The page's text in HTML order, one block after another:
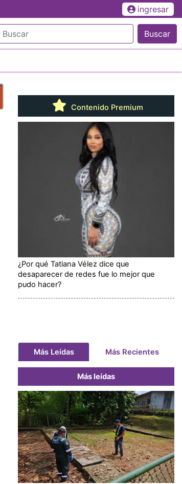
ingresar
Buscar
Contenido Premium
¿Por qué Tatiana Vélez dice que
desaparecer de redes fue lo mejor que
pudo hacer?
Más Leídas Más Recientes
Más leídas